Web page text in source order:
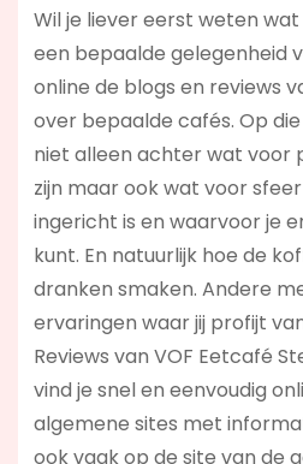
Wil je liever eerst weten
een bepaalde gelegenheid
online de blogs en reviews
over bepaalde cafés. Op
niet alleen achter wat voor
zijn maar ook wat voor
ingericht is en waarvoor je
kunt. En natuurlijk hoe de
dranken smaken. Andere
ervaringen waar jij profijt
Reviews van VOF Eetcafé
vind je snel en eenvoudig
algemene sites met
ook vaak op de site van de